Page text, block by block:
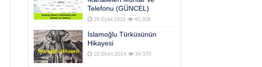
Telefonu (GÜNCEL)
26 Eylül 2015 40,308
İslamoğlu Türküsünün
Hikayesi
22 Ekim 2014 34,370